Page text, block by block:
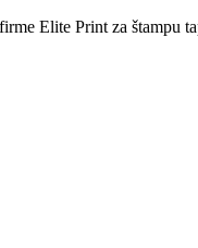
Elite Print za štampu